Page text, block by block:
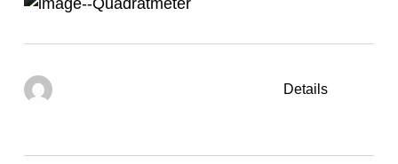
--Quadratmeter
Details